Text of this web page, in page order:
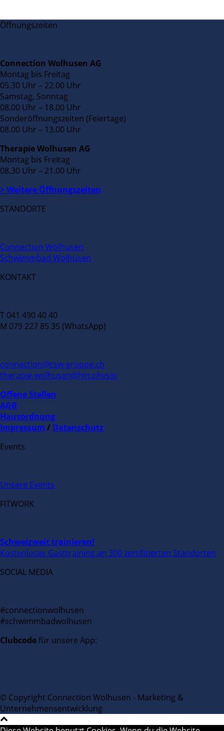
Öffnungszeiten
Connection Wolhusen AG
Montag bis Freitag
05.30 Uhr – 22.00 Uhr
Samstag, Sonntag
08.00 Uhr – 18.00 Uhr
Sonderöffnungszeiten (Feiertage)
08.00 Uhr – 13.00 Uhr
Therapie Wolhusen AG
Montag bis Freitag
08.30 Uhr – 21.00 Uhr
> Weitere Öffnungszeiten
STANDORTE
Connection Wolhusen
Schwimmbad Wolhusen
KONTAKT
T 041 490 40 40
M 079 227 85 35 (WhatsApp)
connection@csw-gruppe.ch
therapie-wolhusen@hin.physio
Offene Stellen
AGB
Hausordnung
Impressum / Datenschutz
Events
Unsere Events
FITWORK
Schweizweit trainieren!
Kostenloses Gasttraining an 300 zertifizierten Standorten
SOCIAL MEDIA
#connectionwolhusen
#schwimmbadwolhusen
Clubcodefür unsere App:
© Copyright Connection Wolhusen - Marketing &
Unternehmensentwicklung